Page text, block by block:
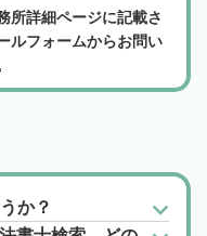
所詳細ページに記載さ
ルフォームからお問い
か？